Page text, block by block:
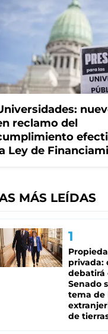
reclamo del
Ley de
MÁS LEÍDAS
privada:
debatirá
Senado
tema de
de